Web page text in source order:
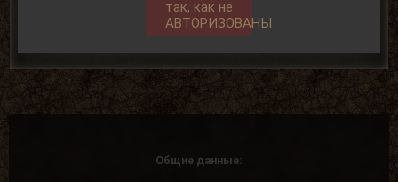
так, как не
АВТОРИЗОВАНЫ
Общие данные: